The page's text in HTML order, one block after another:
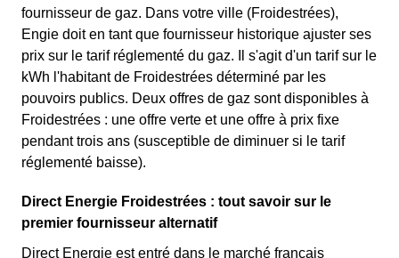
fournisseur de gaz. Dans votre ville (Froidestrées),
Engie doit en tant que fournisseur historique ajuster ses
prix sur le tarif réglementé du gaz. Il s'agit d'un tarif sur le
kWh l'habitant de Froidestrées déterminé par les
pouvoirs publics. Deux offres de gaz sont disponibles à
Froidestrées : une offre verte et une offre à prix fixe
pendant trois ans (susceptible de diminuer si le tarif
réglementé baisse).
Direct Energie Froidestrées : tout savoir sur le
premier fournisseur alternatif
Direct Energie est entré dans le marché français